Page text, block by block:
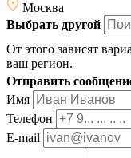
Москва
Выбрать другой
От этого зависят
ваш регион.
Отправить
Имя
Телефон
E-mail